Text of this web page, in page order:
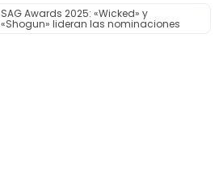
SAG Awards 2025: «Wicked» y
«Shogun» lideran las nominaciones